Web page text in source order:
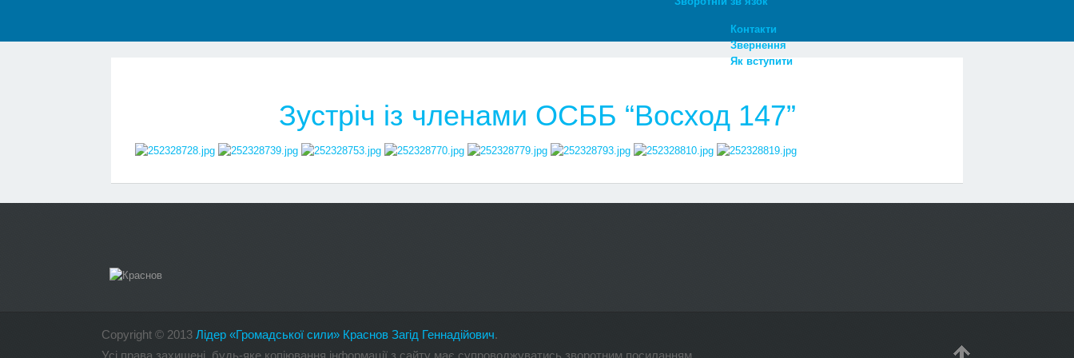
Контакти
Звернення
Як вступити
Зустріч із членами ОСББ “Восход 147”
Copyright © 2013 Лідер «Громадської сили» Краснов Загід Геннадійович.
Усі права захищені, будь-яке копіювання інформації з сайту має супроводжуватись зворотним посиланням